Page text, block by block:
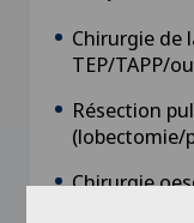
Chirurgie de
TEP/TAPP/
Résection
(lobectomie/
Chirurgie